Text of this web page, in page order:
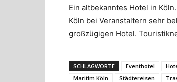
Ein altbekanntes Hotel in
Köln bei Veranstaltern sehr
großzügigen Hotel.
SCHLAGWORTE Eventhotel
Maritim Köln
Städtereisen